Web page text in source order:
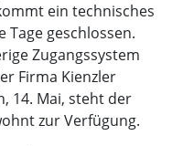
ein technisches
geschlossen.
Zugangssystem
Firma Kienzler
14. Mai, steht der
zur Verfügung.